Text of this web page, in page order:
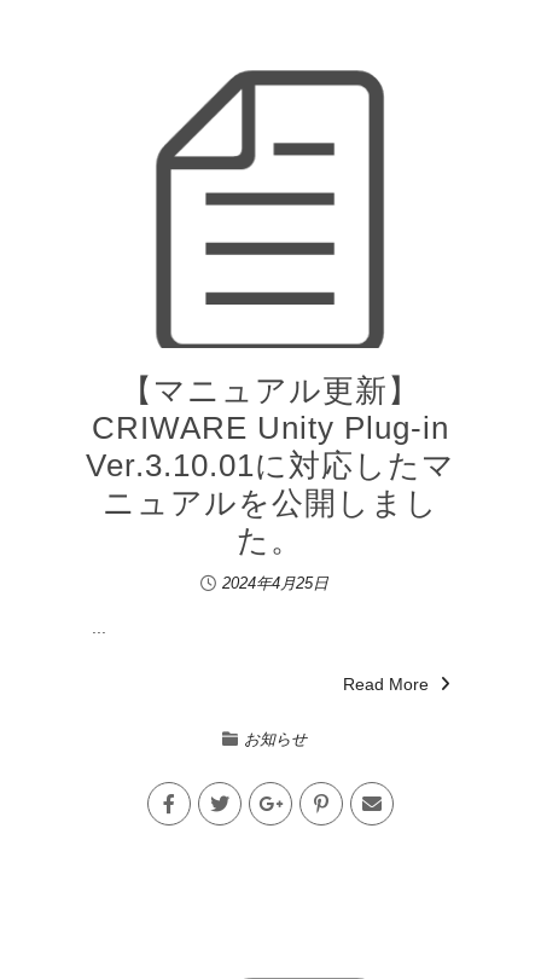
【マニュアル更新】
CRIWARE Unity Plug-in
Ver.3.10.01に対応したマ
ニュアルを公開しまし
た。
2024年4月25日
Read More
お知らせ